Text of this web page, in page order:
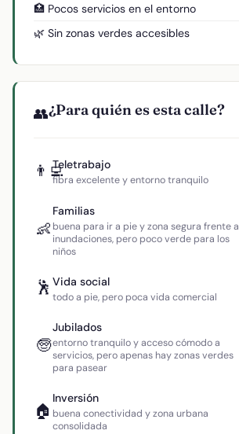
🏥 Pocos servicios en el entorno
🌿 Sin zonas verdes accesibles
👥¿Para quién es esta calle?
👨‍💻Teletrabajo
fibra excelente y entorno tranquilo
👶
Familias
buena para ir a pie y zona segura frente a
inundaciones, pero poco verde para los
niños
🕺 Vida social
todo a pie, pero poca vida comercial
🧓
Jubilados
entorno tranquilo y acceso cómodo a
servicios, pero apenas hay zonas verdes
para pasear
🏠
Inversión
buena conectividad y zona urbana
consolidada